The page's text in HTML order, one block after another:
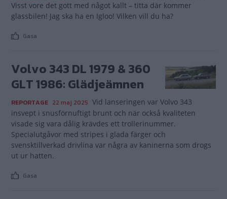
Visst vore det gott med något kallt – titta där kommer
glassbilen! Jag ska ha en Igloo! Vilken vill du ha?
Gasa
Volvo 343 DL 1979 & 360
GLT 1986: Glädjeämnen
REPORTAGE 22 maj 2025 Vid lanseringen var Volvo 343
insvept i snusförnuftigt brunt och när också kvaliteten
visade sig vara dålig krävdes ett trollerinummer.
Specialutgåvor med stripes i glada färger och
svensktillverkad drivlina var några av kaninerna som drogs
ut ur hatten.
Gasa